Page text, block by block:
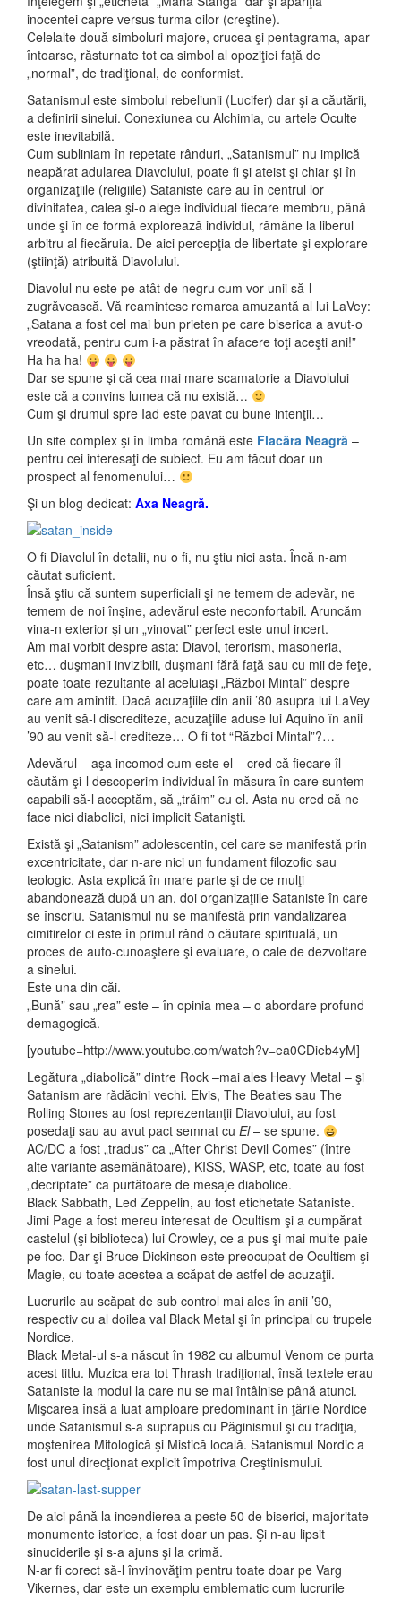
inocentei capre versus turma oilor (creştine).
Celelalte două simboluri majore, crucea şi pentagrama, apar
întoarse, răsturnate tot ca simbol al opoziţiei faţă de
„normal”, de tradiţional, de conformist.
Satanismul este simbolul rebeliunii (Lucifer) dar şi a căutării,
a definirii sinelui. Conexiunea cu Alchimia, cu artele Oculte
este inevitabilă.
Cum subliniam în repetate rânduri, „Satanismul” nu implică
neapărat adularea Diavolului, poate fi şi ateist şi chiar şi în
organizaţiile (religiile) Sataniste care au în centrul lor
divinitatea, calea şi-o alege individual fiecare membru, până
unde şi în ce formă explorează individul, rămâne la liberul
arbitru al fiecăruia. De aici percepţia de libertate şi explorare
(ştiinţă) atribuită Diavolului.
Diavolul nu este pe atât de negru cum vor unii să-l
zugrăvească. Vă reamintesc remarca amuzantă al lui LaVey:
„Satana a fost cel mai bun prieten pe care biserica a avut-o
vreodată, pentru cum i-a păstrat în afacere toţi aceşti ani!”
Ha ha ha!
Dar se spune şi că cea mai mare scamatorie a Diavolului
este că a convins lumea că nu există…
Cum şi drumul spre Iad este pavat cu bune intenţii…
Un site complex şi în limba română este Flacăra Neagră –
pentru cei interesaţi de subiect. Eu am făcut doar un
prospect al fenomenului…
Şi un blog dedicat: Axa Neagră.
O fi Diavolul în detalii, nu o fi, nu ştiu nici asta. Încă n-am
căutat suficient.
Însă ştiu că suntem superficiali şi ne temem de adevăr, ne
temem de noi înşine, adevărul este neconfortabil. Aruncăm
vina-n exterior şi un „vinovat” perfect este unul incert.
Am mai vorbit despre asta: Diavol, terorism, masoneria,
etc… duşmanii invizibili, duşmani fără faţă sau cu mii de feţe,
poate toate rezultante al aceluiaşi „Război Mintal” despre
care am amintit. Dacă acuzaţiile din anii ’80 asupra lui LaVey
au venit să-l discrediteze, acuzaţiile aduse lui Aquino în anii
’90 au venit să-l crediteze… O fi tot “Război Mintal”?…
Adevărul – aşa incomod cum este el – cred că fiecare îl
căutăm şi-l descoperim individual în măsura în care suntem
capabili să-l acceptăm, să „trăim” cu el. Asta nu cred că ne
face nici diabolici, nici implicit Satanişti.
Există şi „Satanism” adolescentin, cel care se manifestă prin
excentricitate, dar n-are nici un fundament filozofic sau
teologic. Asta explică în mare parte şi de ce mulţi
abandonează după un an, doi organizaţiile Sataniste în care
se înscriu. Satanismul nu se manifestă prin vandalizarea
cimitirelor ci este în primul rând o căutare spirituală, un
proces de auto-cunoaştere şi evaluare, o cale de dezvoltare
a sinelui.
Este una din căi.
„Bună” sau „rea” este – în opinia mea – o abordare profund
demagogică.
[youtube=http://www.youtube.com/watch?v=ea0CDieb4yM]
Legătura „diabolică” dintre Rock –mai ales Heavy Metal – şi
Satanism are rădăcini vechi. Elvis, The Beatles sau The
Rolling Stones au fost reprezentanţii Diavolului, au fost
posedaţi sau au avut pact semnat cu El– se spune.
AC/DC a fost „tradus” ca „After Christ Devil Comes” (între
alte variante asemănătoare), KISS, WASP, etc, toate au fost
„decriptate” ca purtătoare de mesaje diabolice.
Black Sabbath, Led Zeppelin, au fost etichetate Sataniste.
Jimi Page a fost mereu interesat de Ocultism şi a cumpărat
castelul (şi biblioteca) lui Crowley, ce a pus şi mai multe paie
pe foc. Dar şi Bruce Dickinson este preocupat de Ocultism şi
Magie, cu toate acestea a scăpat de astfel de acuzaţii.
Lucrurile au scăpat de sub control mai ales în anii ’90,
respectiv cu al doilea val Black Metal şi în principal cu trupele
Nordice.
Black Metal-ul s-a născut în 1982 cu albumul Venom ce purta
acest titlu. Muzica era tot Thrash tradiţional, însă textele erau
Sataniste la modul la care nu se mai întâlnise până atunci.
Mişcarea însă a luat amploare predominant în ţările Nordice
unde Satanismul s-a suprapus cu Păginismul şi cu tradiţia,
moştenirea Mitologică şi Mistică locală. Satanismul Nordic a
fost unul direcţionat explicit împotriva Creştinismului.
De aici până la incendierea a peste 50 de biserici, majoritate
monumente istorice, a fost doar un pas. Şi n-au lipsit
sinuciderile şi s-a ajuns şi la crimă.
N-ar fi corect să-l învinovăţim pentru toate doar pe Varg
Vikernes, dar este un exemplu emblematic cum lucrurile